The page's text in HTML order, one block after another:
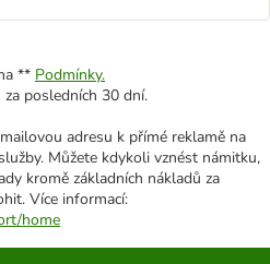
** Podmínky.
posledních 30 dní.
adresu k přímé reklamě na
Můžete kdykoli vznést námitku,
kromě základních nákladů za
Více informací:
home